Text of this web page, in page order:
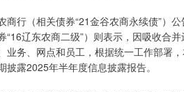
商行（相关债券“21金谷农商永续债”）
“16辽东农商二级”）则表示，因吸收合
业务、网点和员工，根据统一工作部署
露2025年半年度信息披露报告。